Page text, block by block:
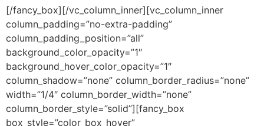
[/fancy_box][/vc_column_inner][vc_column_inner
column_padding=”no-extra-padding”
column_padding_position=”all”
background_color_opacity=”1″
background_hover_color_opacity=”1″
column_shadow=”none” column_border_radius=”none”
width=”1/4″ column_border_width=”none”
column_border_style=”solid”][fancy_box
box_style=”color_box_hover”